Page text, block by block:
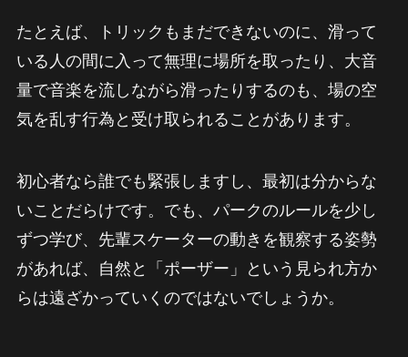
たとえば、トリックもまだできないのに、滑って
いる人の間に入って無理に場所を取ったり、大音
量で音楽を流しながら滑ったりするのも、場の空
気を乱す行為と受け取られることがあります。
初心者なら誰でも緊張しますし、最初は分からな
いことだらけです。でも、パークのルールを少し
ずつ学び、先輩スケーターの動きを観察する姿勢
があれば、自然と「ポーザー」という見られ方か
らは遠ざかっていくのではないでしょうか。